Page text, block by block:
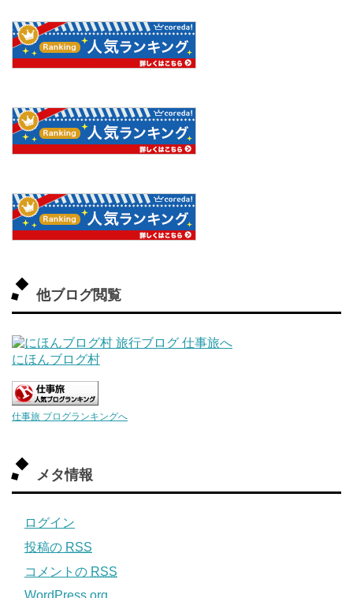
他ブログ閲覧
にほんブログ村
仕事旅 ブログランキングへ
メタ情報
ログイン
投稿の RSS
コメントの RSS
WordPress.org